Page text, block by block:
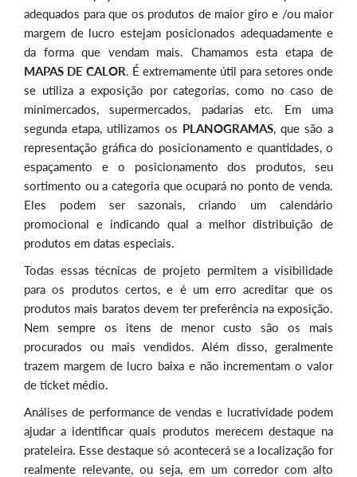
adequados para que os produtos de maior giro e /ou maior
margem de lucro estejam posicionados adequadamente e
da forma que vendam mais. Chamamos esta etapa de
MAPAS DE CALOR. É extremamente útil para setores onde
se utiliza a exposição por categorias, como no caso de
minimercados, supermercados, padarias etc. Em uma
segunda etapa, utilizamos os PLANOGRAMAS, que são a
representação gráfica do posicionamento e quantidades, o
espaçamento e o posicionamento dos produtos, seu
sortimento ou a categoria que ocupará no ponto de venda.
Eles podem ser sazonais, criando um calendário
promocional e indicando qual a melhor distribuição de
produtos em datas especiais.
Todas essas técnicas de projeto permitem a visibilidade
para os produtos certos, e é um erro acreditar que os
produtos mais baratos devem ter preferência na exposição.
Nem sempre os itens de menor custo são os mais
procurados ou mais vendidos. Além disso, geralmente
trazem margem de lucro baixa e não incrementam o valor
de ticket médio.
Análises de performance de vendas e lucratividade podem
ajudar a identificar quais produtos merecem destaque na
prateleira. Esse destaque só acontecerá se a localização for
realmente relevante, ou seja, em um corredor com alto